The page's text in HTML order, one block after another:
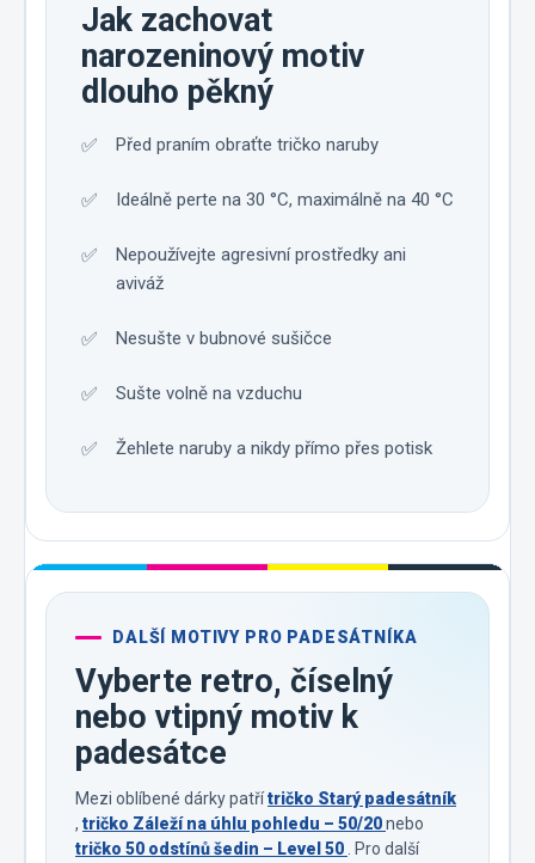
Jak zachovat
narozeninový motiv
dlouho pěkný
Před praním obraťte tričko naruby
Ideálně perte na 30 °C, maximálně na 40 °C
Nepoužívejte agresivní prostředky ani
aviváž
Nesušte v bubnové sušičce
Sušte volně na vzduchu
Žehlete naruby a nikdy přímo přes potisk
DALŠÍ MOTIVY PRO PADESÁTNÍKA
Vyberte retro, číselný
nebo vtipný motiv k
padesátce
Mezi oblíbené dárky patřítričko Starý padesátník
, tričko Záleží na úhlu pohledu – 50/20nebo
tričko 50 odstínů šedin – Level 50 . Pro další